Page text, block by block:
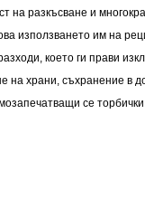
на разкъсване и
използването им на
което ги прави
на храни, съхранение в
се торбички